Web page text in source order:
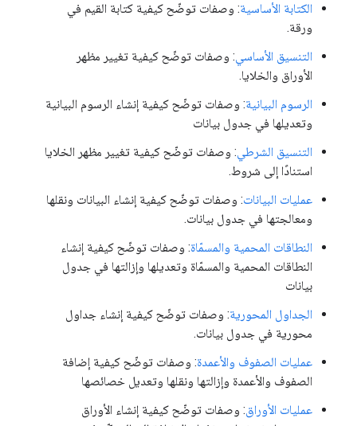
الكتابة الأساسية: وصفات توضّح كيفية كتابة القيم في
ورقة.
التنسيق الأساسي: وصفات توضّح كيفية تغيير مظهر
الأوراق والخلايا.
الرسوم البيانية: وصفات توضّح كيفية إنشاء الرسوم البيانية
وتعديلها في جدول بيانات
التنسيق الشرطي: وصفات توضّح كيفية تغيير مظهر الخلايا
استنادًا إلى شروط.
عمليات البيانات: وصفات توضّح كيفية إنشاء البيانات ونقلها
ومعالجتها في جدول بيانات.
النطاقات المحمية والمسمّاة: وصفات توضّح كيفية إنشاء
النطاقات المحمية والمسمّاة وتعديلها وإزالتها في جدول
بيانات
الجداول المحورية: وصفات توضّح كيفية إنشاء جداول
محورية في جدول بيانات.
عمليات الصفوف والأعمدة: وصفات توضّح كيفية إضافة
الصفوف والأعمدة وإزالتها ونقلها وتعديل خصائصها
عمليات الأوراق: وصفات توضّح كيفية إنشاء الأوراق